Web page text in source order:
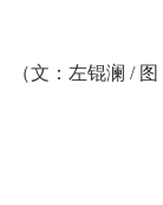
（文：左锟澜 /